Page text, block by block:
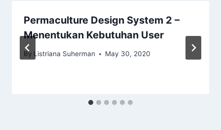
Permaculture Design System 2 –
Menentukan Kebutuhan User
By Listriana Suherman May 30, 2020